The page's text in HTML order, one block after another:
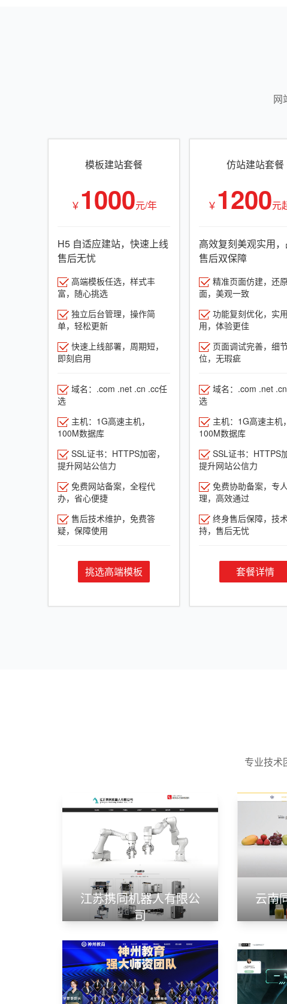
网
模板建站套餐
￥ 1000元/年
H5 自适应建站，快速上线
售后无忧
高端模板任选，样式丰
富，随心挑选
独立后台管理，操作简
单，轻松更新
快速上线部署，周期短，
即刻启用
域名：.com .net .cn .cc任
选
主机：1G高速主机，
100M数据库
SSL证书：HTTPS加密，
提升网站公信力
免费网站备案，全程代
办，省心便捷
售后技术维护，免费答
疑，保障使用
挑选高端模板
仿站建站套餐
￥ 1200元
高效复刻美观实用
售后双保障
精准页面仿建，还
面，美观一致
功能复刻优化，实
用，体验更佳
页面调试完善，细
位，无瑕疵
域名：.com .net
选
主机：1G高速主机，
100M数据库
SSL证书：HTTPS加
提升网站公信力
免费协助备案，专
理，高效通过
终身售后保障，技
持，售后无忧
套餐详情
专业技术
江苏携同机器人有限公
司
云南